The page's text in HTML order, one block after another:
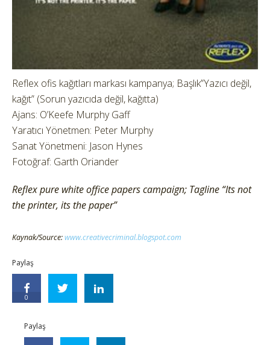
Reflex ofis kağıtları markası kampanya; Başlık”Yazıcı değil,
kağıt” (Sorun yazıcıda değil, kağıtta)
Ajans: O’Keefe Murphy Gaff
Yaratıcı Yönetmen: Peter Murphy
Sanat Yönetmeni: Jason Hynes
Fotoğraf: Garth Oriander
Reflex pure white office papers campaign; Tagline “Its not
the printer, its the paper”
Kaynak/Source:www.creativecriminal.blogspot.com
Paylaş
0
Paylaş